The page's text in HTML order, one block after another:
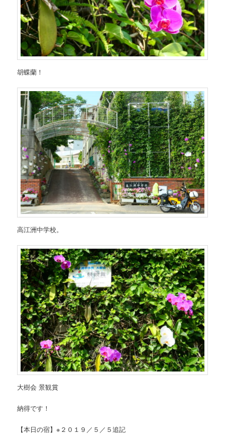
胡蝶蘭！
高江洲中学校。
大樹会 景観賞
納得です！
【本日の宿】※２０１９／５／５追記